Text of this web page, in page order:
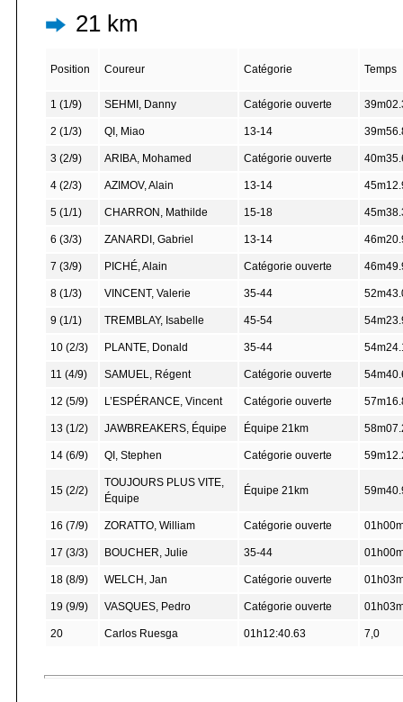
21 km
Position Coureur Catégorie Temps
1 (1/9) SEHMI, Danny Catégorie ouverte
2 (1/3) QI, Miao 13-14
3 (2/9) ARIBA, Mohamed Catégorie ouverte
4 (2/3) AZIMOV, Alain 13-14
5 (1/1) CHARRON, Mathilde 15-18
6 (3/3) ZANARDI, Gabriel 13-14
7 (3/9) PICHÉ, Alain Catégorie ouverte
8 (1/3) VINCENT, Valerie 35-44
9 (1/1) TREMBLAY, Isabelle 45-54
10 (2/3) PLANTE, Donald 35-44
11 (4/9) SAMUEL, Régent Catégorie ouverte
12 (5/9) L’ESPÉRANCE, Vincent Catégorie ouverte
13 (1/2) JAWBREAKERS, Équipe Équipe 21km
14 (6/9) QI, Stephen Catégorie ouverte
15 (2/2)
TOUJOURS PLUS VITE,
Équipe
Équipe 21km
16 (7/9) ZORATTO, William Catégorie ouverte
17 (3/3) BOUCHER, Julie 35-44
18 (8/9) WELCH, Jan Catégorie ouverte
19 (9/9) VASQUES, Pedro Catégorie ouverte
20 Carlos Ruesga 01h12:40.63 7,0